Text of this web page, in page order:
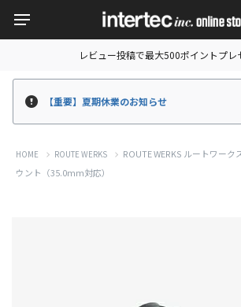
レビュー投稿で最大500ポイントプレ
【重要】夏期休業のお知らせ
HOME ROUTE WERKS
ROUTE WERKS ルートワー
ウント（35.0mm対応）